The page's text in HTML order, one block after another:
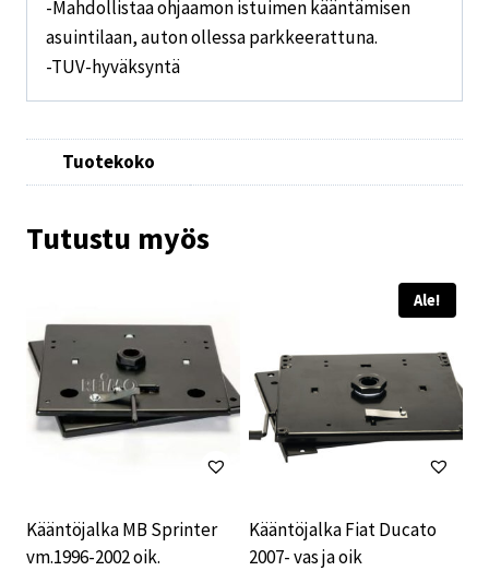
-Mahdollistaa ohjaamon istuimen kääntämisen
asuintilaan, auton ollessa parkkeerattuna.
-TUV-hyväksyntä
Tuotekoko
Tutustu myös
Kääntöjalka MB Sprinter
vm.1996-2002 oik.
Ale!
Kääntöjalka Fiat Ducato
2007- vas ja oik